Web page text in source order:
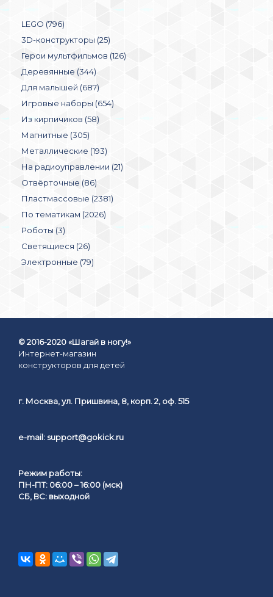
LEGO (796)
3D-конструкторы (25)
Герои мультфильмов (126)
Деревянные (344)
Для малышей (687)
Игровые наборы (654)
Из кирпичиков (58)
Магнитные (305)
Металлические (193)
На радиоуправлении (21)
Отвёрточные (86)
Пластмассовые (2381)
По тематикам (2026)
Роботы (3)
Светящиеся (26)
Электронные (79)
© 2016-2020 «Шагай в ногу!»
Интернет-магазин
конструкторов для детей
г. Москва, ул. Пришвина, 8, корп. 2, оф. 515
e-mail: support@gokick.ru
Режим работы:
ПН-ПТ: 06:00 – 16:00 (мск)
СБ, ВС: выходной